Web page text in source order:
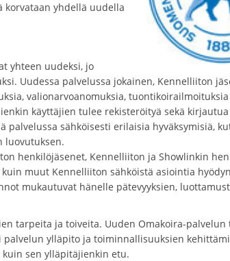
korvataan yhdellä uudella
yhteen uudeksi, jo
Uudessa palvelussa jokainen, Kennelliiton
valionarvoanomuksia,
käyttäjien tulee rekisteröityä sekä
sähköisesti erilaisia hyväksymisiä,
luovutuksen.
henkilöjäsenet, Kennelliiton ja Showlinkin
muut Kennelliiton sähköistä asiointia
mukautuvat hänelle pätevyyksien,
tarpeita ja toiveita. Uuden Omakoira-
palvelun ylläpito ja toiminnallisuuksien
kuin sen ylläpitäjienkin etu.